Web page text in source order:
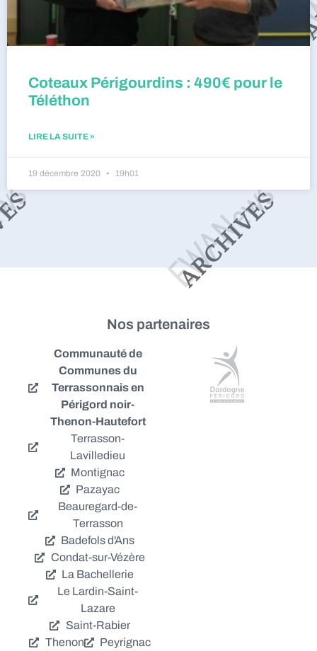
Coteaux Périgourdins : 490€ pour le
Téléthon
LIRE LA SUITE »
19 décembre 2020 19h01
Nos partenaires
Communauté de
Communes du
Terrassonnais en
Périgord noir-
Thenon-Hautefort
Terrasson-
Lavilledieu
Montignac
Pazayac
Beauregard-de-
Terrasson
Badefols d'Ans
Condat-sur-Vézère
La Bachellerie
Le Lardin-Saint-
Lazare
Saint-Rabier
Thenon
Peyrignac